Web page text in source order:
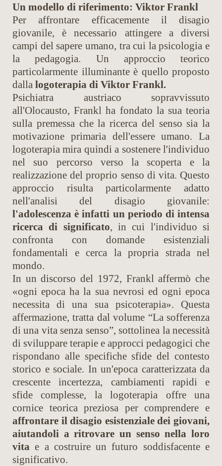
Un modello di riferimento: Viktor Frankl
Per affrontare efficacemente il disagio
giovanile, è necessario attingere a diversi
campi del sapere umano, tra cui la psicologia e
la pedagogia. Un approccio teorico
particolarmente illuminante è quello proposto
dalla logoterapia di Viktor Frankl.
Psichiatra austriaco sopravvissuto
all'Olocausto, Frankl ha fondato la sua teoria
sulla premessa che la ricerca del senso sia la
motivazione primaria dell'essere umano. La
logoterapia mira quindi a sostenere l'individuo
nel suo percorso verso la scoperta e la
realizzazione del proprio senso di vita. Questo
approccio risulta particolarmente adatto
nell'analisi del disagio giovanile:
l'adolescenza è infatti un periodo di intensa
ricerca di significato, in cui l'individuo si
confronta con domande esistenziali
fondamentali e cerca la propria strada nel
mondo.
In un discorso del 1972, Frankl affermò che
«ogni epoca ha la sua nevrosi ed ogni epoca
necessita di una sua psicoterapia». Questa
affermazione, tratta dal volume “La sofferenza
di una vita senza senso”, sottolinea la necessità
di sviluppare terapie e approcci pedagogici che
rispondano alle specifiche sfide del contesto
storico e sociale. In un'epoca caratterizzata da
crescente incertezza, cambiamenti rapidi e
sfide complesse, la logoterapia offre una
cornice teorica preziosa per comprendere e
affrontare il disagio esistenziale dei giovani,
aiutandoli a ritrovare un senso nella loro
vita e a costruire un futuro soddisfacente e
significativo.